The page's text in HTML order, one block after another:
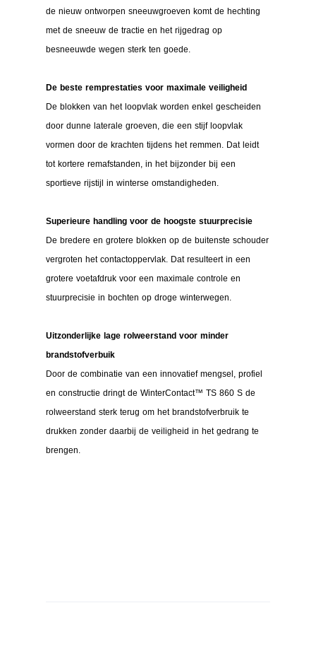
de nieuw ontworpen sneeuwgroeven komt de hechting
met de sneeuw de tractie en het rijgedrag op
besneeuwde wegen sterk ten goede.
De beste remprestaties voor maximale veiligheid
De blokken van het loopvlak worden enkel gescheiden
door dunne laterale groeven, die een stijf loopvlak
vormen door de krachten tijdens het remmen. Dat leidt
tot kortere remafstanden, in het bijzonder bij een
sportieve rijstijl in winterse omstandigheden.
Superieure handling voor de hoogste stuurprecisie
De bredere en grotere blokken op de buitenste schouder
vergroten het contactoppervlak. Dat resulteert in een
grotere voetafdruk voor een maximale controle en
stuurprecisie in bochten op droge winterwegen.
Uitzonderlijke lage rolweerstand voor minder
brandstofverbuik
Door de combinatie van een innovatief mengsel, profiel
en constructie dringt de WinterContact™ TS 860 S de
rolweerstand sterk terug om het brandstofverbruik te
drukken zonder daarbij de veiligheid in het gedrang te
brengen.